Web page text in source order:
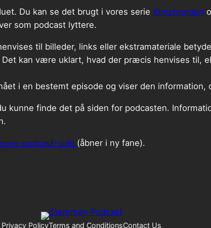
Du kan se det brugt i vores serie Kunstrunden
som podcast lyttere.
til billeder, links eller ekstramateriale
kan være uklart, hvad der præcis henvises til,
i en bestemt episode og viser den information,
kunne finde det på siden for podcasten.
podcast-side (åbner i ny fane).
Privacy PolicyTerms and ConditionsContact Us